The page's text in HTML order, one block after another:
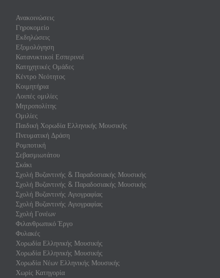
Ανακοινώσεις
Γηροκομείο
Εκδηλώσεις
Εξομολόγηση
Κατανυκτικοί Εσπερινοί
Κατηχητικές Ομάδες
Κέντρο Νεότητος
Κοιμητήρια
Λοιπές ομιλίες
Μητροπολίτης
Ομιλίες
Παιδική Χορωδία Ελληνικής Μουσικής
Πνευματική Δράση
Ρομποτική
Σεβασμιωτάτου
Σκάκι
Σχολή Βυζαντινής & Παραδοσιακής Μουσικής
Σχολή Βυζαντινής & Παραδοσιακής Μουσικής
Σχολή Βυζαντινής Αγιογραφίας
Σχολή Βυζαντινής Αγιογραφίας
Σχολή Γονέων
Φιλανθρωπικό Έργο
Φυλακές
Χορωδία Ελληνικής Μουσικής
Χορωδία Ελληνικής Μουσικής
Χορωδία Νέων Ελληνικής Μουσικής
Χωρίς Κατηγορία